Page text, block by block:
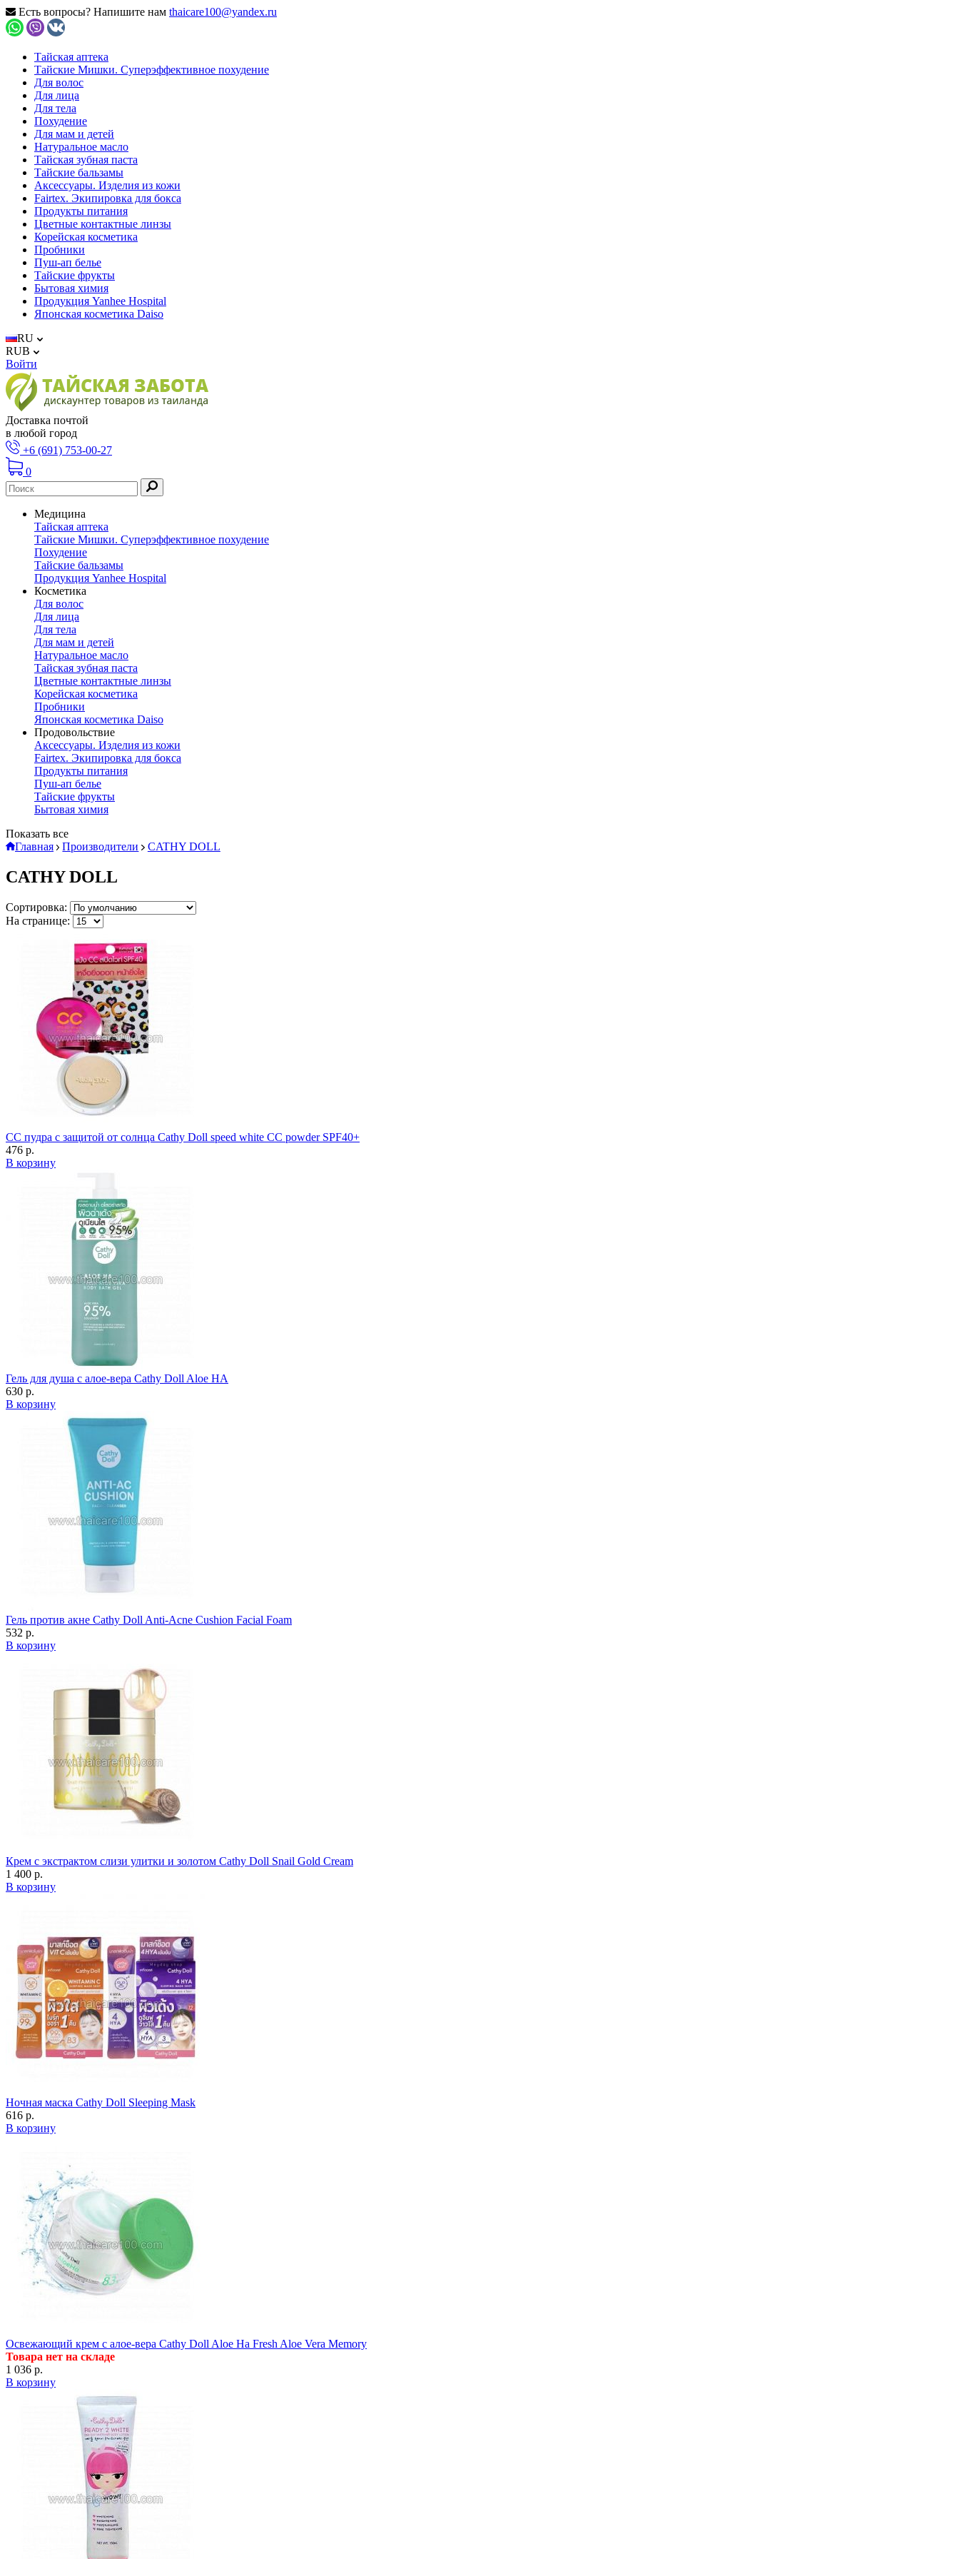
Есть вопросы? Напишите нам thaicare100@yandex.ru
Тайская аптека
Тайские Мишки. Суперэффективное похудение
Для волос
Для лица
Для тела
Похудение
Для мам и детей
Натуральное масло
Тайская зубная паста
Тайские бальзамы
Аксессуары. Изделия из кожи
Fairtex. Экипировка для бокса
Продукты питания
Цветные контактные линзы
Корейская косметика
Пробники
Пуш-ап белье
Тайские фрукты
Бытовая химия
Продукция Yanhee Hospital
Японская косметика Daiso
RU
RUB
Войти
Доставка почтой
в любой город
+6 (691) 753-00-27
0
Медицина
Тайская аптека
Тайские Мишки. Суперэффективное похудение
Похудение
Тайские бальзамы
Продукция Yanhee Hospital
Косметика
Для волос
Для лица
Для тела
Для мам и детей
Натуральное масло
Тайская зубная паста
Цветные контактные линзы
Корейская косметика
Пробники
Японская косметика Daiso
Продовольствие
Аксессуары. Изделия из кожи
Fairtex. Экипировка для бокса
Продукты питания
Пуш-ап белье
Тайские фрукты
Бытовая химия
Показать все
Главная
Производители CATHY DOLL
CATHY DOLL
Сортировка:
На странице:
CC пудра с защитой от солнца Cathy Doll speed white CC powder SPF40+
476 р.
В корзину
Гель для душа с алое-вера Cathy Doll Aloe HA
630 р.
В корзину
Гель против акне Cathy Doll Anti-Acne Cushion Facial Foam
532 р.
В корзину
Крем с экстрактом слизи улитки и золотом Cathy Doll Snail Gold Cream
1 400 р.
В корзину
Ночная маска Cathy Doll Sleeping Mask
616 р.
В корзину
Освежающий крем с алое-вера Cathy Doll Aloe Ha Fresh Aloe Vera Memory
Товара нет на складе
1 036 р.
В корзину